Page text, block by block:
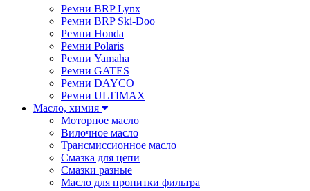
Ремни BRP Lynx
Ремни BRP Ski-Doo
Ремни Honda
Ремни Polaris
Ремни Yamaha
Ремни GATES
Ремни DAYCO
Ремни ULTIMAX
Масло, химия
Моторное масло
Вилочное масло
Трансмиссионное масло
Смазка для цепи
Смазки разные
Масло для пропитки фильтра